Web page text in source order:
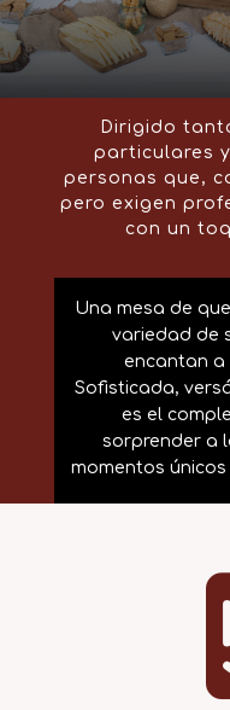
Dirigido
particulares
personas que,
pero exigen
con un
Una mesa de
variedad de
encantan
Sofisticada,
es el
sorprender a
momentos